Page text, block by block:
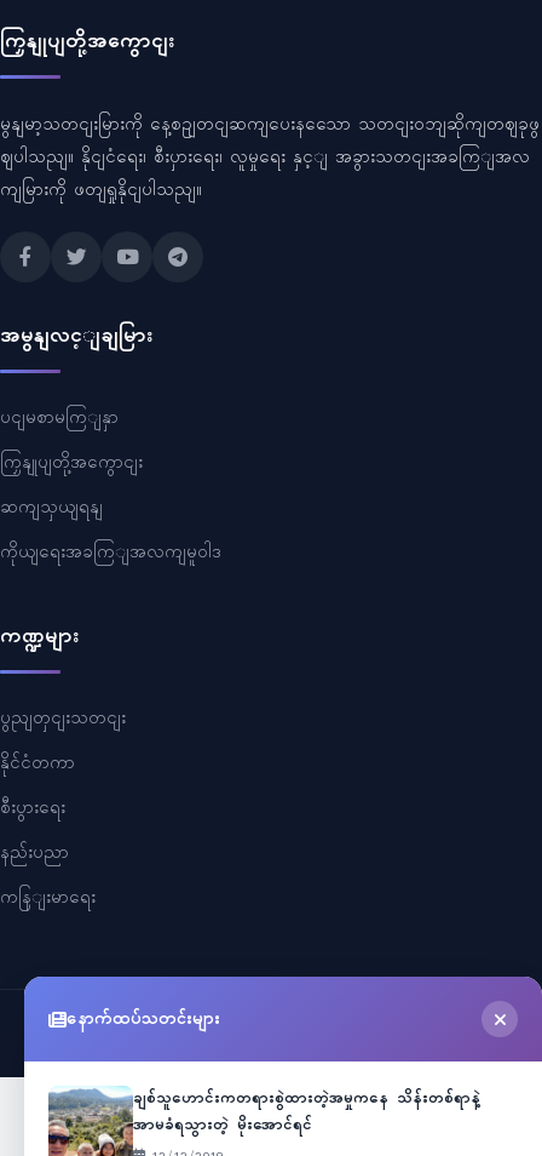
ကြှနျုပျတို့အကွောငျး
မွနျမာ့သတငျးမြားကို နေ့စဥျတငျဆကျပေးနသေော သတငျးဝဘျဆိုကျတဈခုဖွ
ဈပါသညျ။ နိုငျငံရေး၊ စီးပှားရေး၊ လူမှုရေး နှင့ျ အခွားသတငျးအခကြျအလ
ကျမြားကို ဖတျရှုနိုငျပါသညျ။
အမွနျလင့ျချမြား
ပငျမစာမကြျနှာ
ကြှနျုပျတို့အကွောငျး
ဆကျသှယျရနျ
ကိုယျရေးအခကြျအလကျမူဝါဒ
ကဏ္ဍများ
ပွညျတှငျးသတငျး
နိုင်ငံတကာ
စီးပွားရေး
နည်းပညာ
ကနြျးမာရေး
Myanmar Cele News
နောက်ထပ်သတင်းများ
ချစ်သူဟောင်းကတရားစွဲထားတဲ့အမှုကနေ သိန်းတစ်ရာနဲ့
အာမခံရသွားတဲ့ မိုးအောင်ရင်